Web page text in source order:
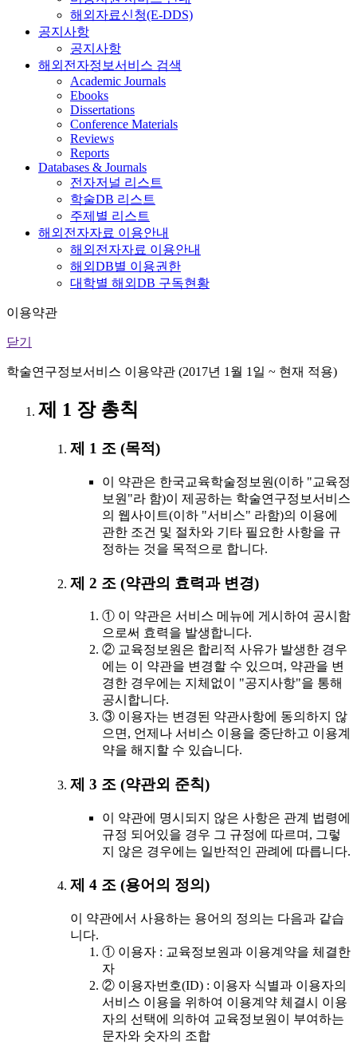
해외자료신청(E-DDS)
공지사항
공지사항
해외전자정보서비스 검색
Academic Journals
Ebooks
Dissertations
Conference Materials
Reviews
Reports
Databases & Journals
전자저널 리스트
학술DB 리스트
주제별 리스트
해외전자자료 이용안내
해외전자자료 이용안내
해외DB별 이용권한
대학별 해외DB 구독현황
이용약관
닫기
학술연구정보서비스 이용약관 (2017년 1월 1일 ~ 현재 적용)
제 1 장 총칙
제 1 조 (목적)
이 약관은 한국교육학술정보원(이하 "교육정
보원"라 함)이 제공하는 학술연구정보서비스
의 웹사이트(이하 "서비스" 라함)의 이용에
관한 조건 및 절차와 기타 필요한 사항을 규
정하는 것을 목적으로 합니다.
제 2 조 (약관의 효력과 변경)
① 이 약관은 서비스 메뉴에 게시하여 공시함
으로써 효력을 발생합니다.
② 교육정보원은 합리적 사유가 발생한 경우
에는 이 약관을 변경할 수 있으며, 약관을 변
경한 경우에는 지체없이 "공지사항"을 통해
공시합니다.
③ 이용자는 변경된 약관사항에 동의하지 않
으면, 언제나 서비스 이용을 중단하고 이용계
약을 해지할 수 있습니다.
제 3 조 (약관외 준칙)
이 약관에 명시되지 않은 사항은 관계 법령에
규정 되어있을 경우 그 규정에 따르며, 그렇
지 않은 경우에는 일반적인 관례에 따릅니다.
제 4 조 (용어의 정의)
이 약관에서 사용하는 용어의 정의는 다음과 같습
니다.
① 이용자 : 교육정보원과 이용계약을 체결한
자
② 이용자번호(ID) : 이용자 식별과 이용자의
서비스 이용을 위하여 이용계약 체결시 이용
자의 선택에 의하여 교육정보원이 부여하는
문자와 숫자의 조합